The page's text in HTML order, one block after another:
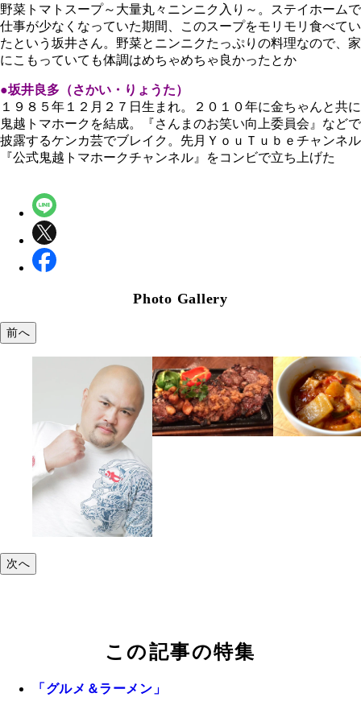
野菜トマトスープ～大量丸々ニンニク入り～。ステイホームで
仕事が少なくなっていた期間、このスープをモリモリ食べてい
たという坂井さん。野菜とニンニクたっぷりの料理なので、家
にこもっていても体調はめちゃめちゃ良かったとか
●坂井良多（さかい・りょうた）
１９８５年１２月２７日生まれ。２０１０年に金ちゃんと共に
鬼越トマホークを結成。『さんまのお笑い向上委員会』などで
披露するケンカ芸でブレイク。先月ＹｏｕＴｕｂｅチャンネル
『公式鬼越トマホークチャンネル』をコンビで立ち上げた
Photo Gallery
前へ
次へ
この記事の特集
「グルメ＆ラーメン」